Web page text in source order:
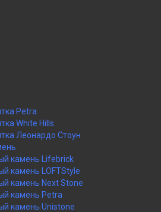
Petra
White Hills
Леонардо Стоун
камень Lifebrick
камень LOFTStyle
камень Next Stone
камень Petra
камень Unistone